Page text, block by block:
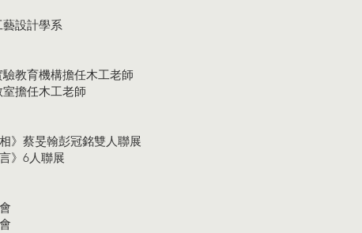
設計學系
教育機構擔任木工老師
擔任木工老師
》蔡旻翰彭冠銘雙人聯展
》6人聯展